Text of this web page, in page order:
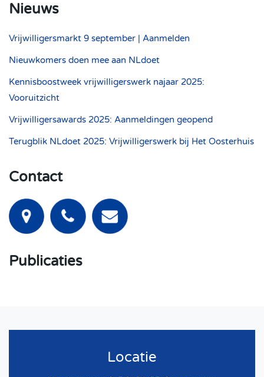
Nieuws
Vrijwilligersmarkt 9 september | Aanmelden
Nieuwkomers doen mee aan NLdoet
Kennisboostweek vrijwilligerswerk najaar 2025:
Vooruitzicht
Vrijwilligersawards 2025: Aanmeldingen geopend
Terugblik NLdoet 2025: Vrijwilligerswerk bij Het Oosterhuis
Contact
Publicaties
Locatie